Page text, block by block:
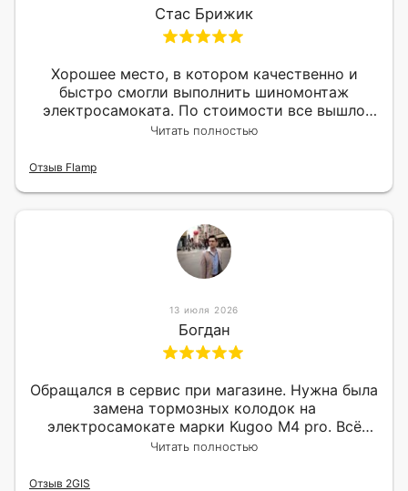
Стас Брижик
Хорошее место, в котором качественно и
быстро смогли выполнить шиномонтаж
электросамоката. По стоимости все вышло
вообще приемлемо хочу сказать. Так что могу
Читать полностью
Отзыв Flamp
13 июля 2026
Богдан
Обращался в сервис при магазине. Нужна была
замена тормозных колодок на
электросамокате марки Kugoo M4 pro. Всё
сделали в лучшем виде и в максимально
поэтому и обратился в этот сервис. Езжу
Читать полностью
Отзыв 2GIS